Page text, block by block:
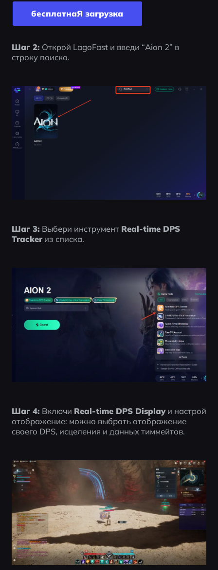
бесплатнаЯ загрyзка
Шаг 2: Открой LagoFast и введи “Aion 2” в
строку поиска.
Шаг 3: Выбери инструмент Real-time DPS
Tracker из списка.
Шаг 4: Включи Real-time DPS Display и настрой
отображение: можно выбрать отображение
своего DPS, исцеления и данных тиммейтов.